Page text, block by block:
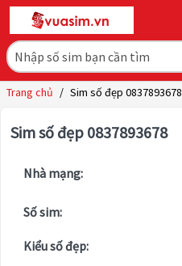
Trang chủ / Sim số đẹp 0837893678
Sim số đẹp 0837893678
Nhà mạng:
Số sim:
Kiểu số đẹp: